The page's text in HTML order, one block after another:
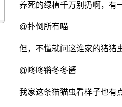
养死的绿植千万别扔啊，有
@扑倒所有喵
但，不懂就问这谁家的猪
@咚咚锵冬冬酱
我家这条猫猫虫看样子也有